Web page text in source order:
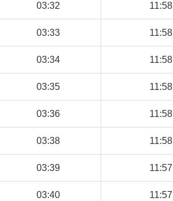
03:32 11:58
03:33 11:58
03:34 11:58
03:35 11:58
03:36 11:58
03:38 11:58
03:39 11:57
03:40 11:57